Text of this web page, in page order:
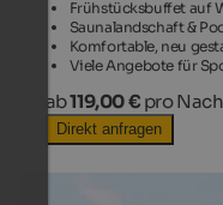
Frühstücksbuffet auf
Saunalandschaft &
Komfortable, neu
Viele Angebote für
ab119,00 € pro
Direkt anfragen